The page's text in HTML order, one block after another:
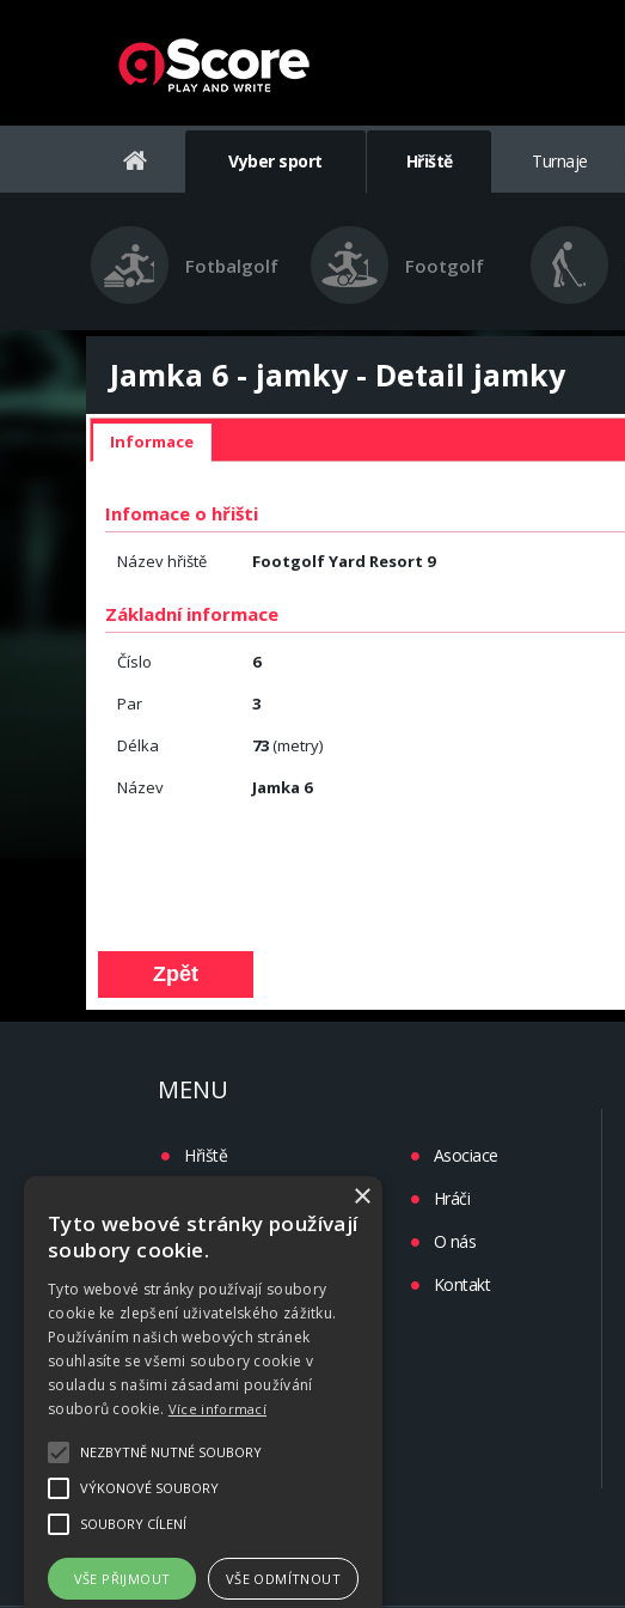
Vyber sport Hřiště Turnaje
Fotbalgolf Footgolf
Jamka 6 - jamky - Detail jamky
Informace
Infomace o hřišti
Název hřiště Footgolf Yard Resort 9
Základní informace
Číslo
6
Par
3
Délka
73(metry)
Název
Jamka 6
MENU
Hřiště
Liga
Tréninky
Kluby
Asociace
Hráči
O nás
Kontakt
×
Tyto webové stránky používají
soubory cookie.
Tyto webové stránky používají soubory
cookie ke zlepšení uživatelského zážitku.
Používáním našich webových stránek
souhlasíte se všemi soubory cookie v
souladu s našimi zásadami používání
souborů cookie. Více informací
NEZBYTNĚ NUTNÉ SOUBORY
VÝKONOVÉ SOUBORY
SOUBORY CÍLENÍ
VŠE PŘIJMOUT VŠE ODMÍTNOUT